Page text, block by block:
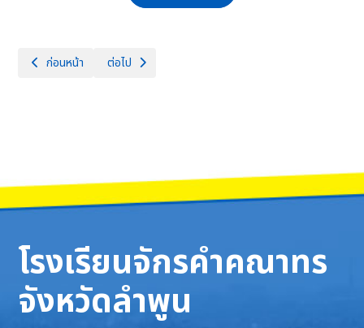
เนื้อหาก่อนหน้า: รับสมัครคัดเลือกบุคคลเพื่อจ้างเป็นลูกจ้างชั่วคราวเป็น ต
ก่อนหน้า เนื้อหาถัดไป: ประกาศผลผู้มีสิทธิ์สอบคัดเลือกบุคคลเพื่อจ้า
ต่อไป
โรงเรียนจักรคำคณาทร
จังหวัดลำพูน